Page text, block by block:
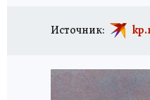
Источник: